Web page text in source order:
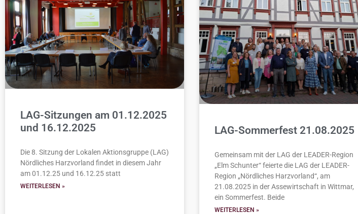
LAG-Sitzungen am 01.12.2025
und 16.12.2025
Die 8. Sitzung der Lokalen Aktionsgruppe (LAG)
Nördliches Harzvorland findet in diesem Jahr
am 01.12.25 und 16.12.25 statt
WEITERLESEN »
LAG-Sommerfest 21.08.2025
Gemeinsam mit der LAG der LEADER-Region
„Elm Schunter“ feierte die LAG der LEADER-
Region „Nördliches Harzvorland“, am
21.08.2025 in der Assewirtschaft in Wittmar,
ein Sommerfest. Beide
WEITERLESEN »